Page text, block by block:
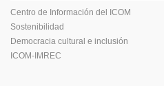
Centro de Información del ICOM
Sostenibilidad
Democracia cultural e inclusión
ICOM-IMREC